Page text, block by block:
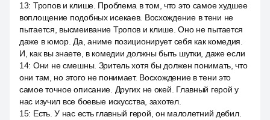
13: Тропов и клише. Проблема в том, что это самое худшее
воплощение подобных исекаев. Восхождение в тени не
пытается, высмеивание Тропов и клише. Оно не пытается
даже в юмор. Да, аниме позиционирует себя как комедия.
И, как вы знаете, в комедии должны быть шутки, даже если
14: Они не смешны. Зритель хотя бы должен понимать, что
они там, но этого не понимает. Восхождение в тени это
самое точное описание. Других не окей. Главный герой у
нас изучил все боевые искусства, захотел.
15: Есть. У нас есть главный герой, он малолетний дебил.